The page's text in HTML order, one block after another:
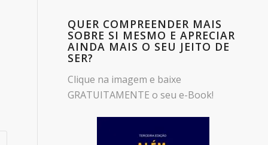
QUER COMPREENDER MAIS
SOBRE SI MESMO E APRECIAR
AINDA MAIS O SEU JEITO DE
SER?
Clique na imagem e baixe
GRATUITAMENTE o seu e-Book!